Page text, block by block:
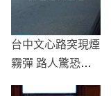
台中文心路突現煙
霧彈 路人驚恐逃